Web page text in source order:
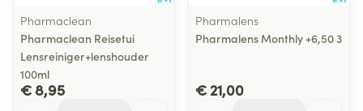
Pharmaclean
Pharmaclean Reisetui
Lensreiniger+lenshouder
100ml
€ 8,95
Pharmalens
Pharmalens Monthly +6,50 3
€ 21,00